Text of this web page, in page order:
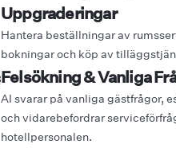
Uppgraderingar
Hantera beställningar av
bokningar och köp av
Felsökning & Vanliga
AI svarar på vanliga gästfrågor,
och vidarebefordrar
hotellpersonalen.